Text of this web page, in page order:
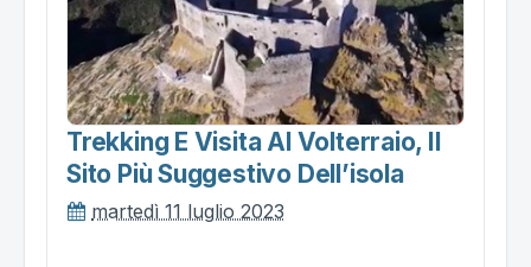
Trekking E Visita Al Volterraio, Il
Sito Più Suggestivo Dell’isola
martedì 11 luglio 2023